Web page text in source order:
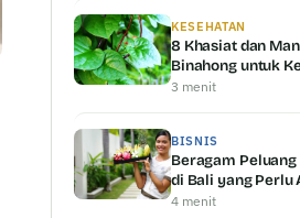
KESEHATAN
8 Khasiat dan
Binahong untuk
3 menit
BISNIS
Beragam
di Bali yang Perlu
4 menit